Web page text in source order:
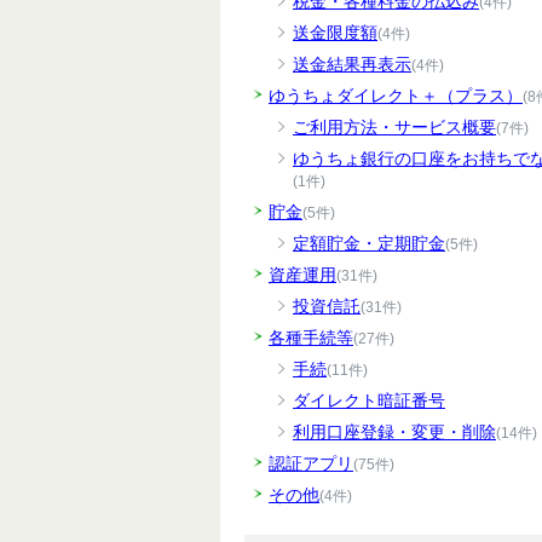
送金限度額(4件)
送金結果再表示(4件)
ゆうちょダイレクト＋（プラス） (8
ご利用方法・サービス概要(7件)
ゆうちょ銀行の口座をお持ちで
(1件)
貯金(5件)
定額貯金・定期貯金(5件)
資産運用(31件)
投資信託(31件)
各種手続等(27件)
手続(11件)
ダイレクト暗証番号
利用口座登録・変更・削除(14件)
認証アプリ (75件)
その他(4件)